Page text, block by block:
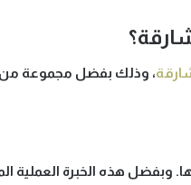
، وذلك بفضل مجموعة من
وبفضل هذه الخبرة العملية